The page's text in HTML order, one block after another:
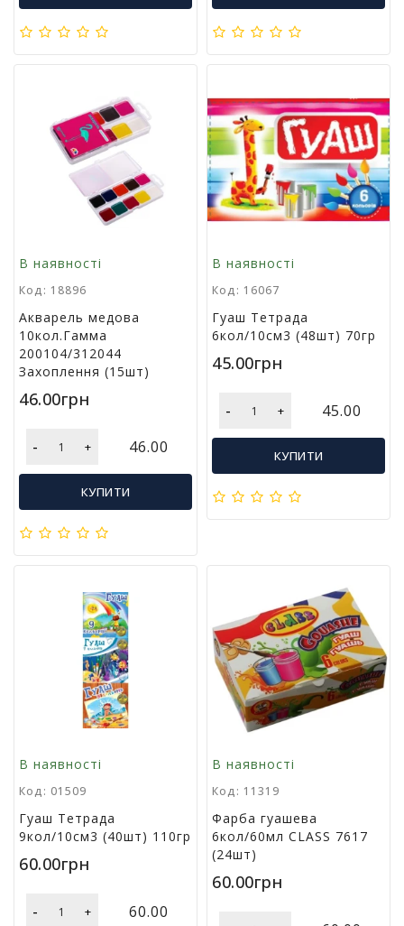
ц
й
н
В наявності
Код: 18896
Акварель медова
10кол.Гамма
200104/312044
Захоплення (15шт)
46.00грн
- + 46.00
КУПИТИ
В наявності
Код: 16067
Гуаш Тетрада
6кол/10см3 (48шт) 70гр
45.00грн
- + 45.00
КУПИТИ
В наявності
Код: 01509
Гуаш Тетрада
9кол/10см3 (40шт) 110гр
60.00грн
- + 60.00
В наявності
Код: 11319
Фарба гуашева
6кол/60мл CLASS 7617
(24шт)
60.00грн